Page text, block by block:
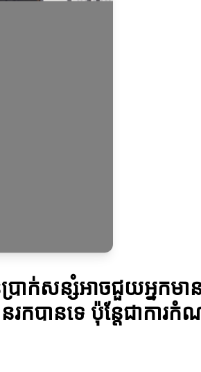
ប្រាក់សន្សំអាចជួយអ្នកមា
រកបានទេ ប៉ុន្តែជាការ